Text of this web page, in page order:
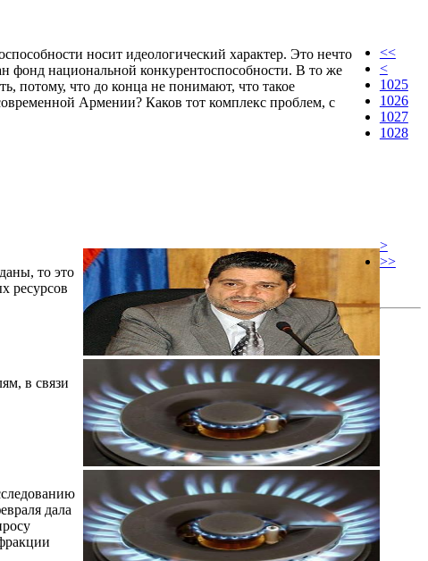
носит идеологический характер. Это нечто
фонд национальной конкурентоспособности. В то же
потому, что до конца не понимают, что такое
Армении? Каков тот комплекс проблем, с
то это
ресурсов
в связи
дала
<<
<
1025
1026
1027
1028
>
>>